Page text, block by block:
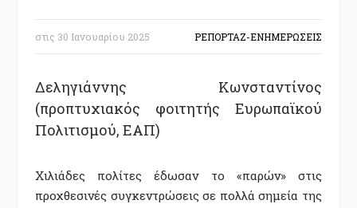
στις 30 Ιανουαρίου 2025 ΡΕΠΟΡΤΑΖ-ΕΝΗΜΕΡΩΣΕΙΣ
Δεληγιάννης Κωνσταντίνος
(προπτυχιακός φοιτητής Ευρωπαϊκού
Πολιτισμού, ΕΑΠ)
Χιλιάδες πολίτες έδωσαν το «παρών» στις
προχθεσινές συγκεντρώσεις σε πολλά σημεία της